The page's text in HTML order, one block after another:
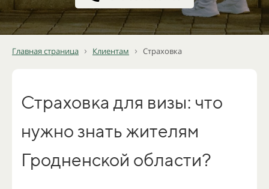
Главная страница › Клиентам › Страховка
Страховка для визы: что
нужно знать жителям
Гродненской области?